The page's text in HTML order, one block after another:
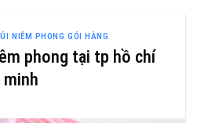
NIÊM PHONG GÓI HÀNG
phong tại tp hồ chí
minh